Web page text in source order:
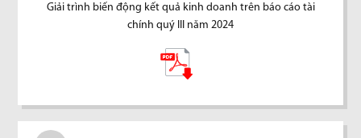
Giải trình biến động kết quả kinh doanh trên báo cáo tài
chính quý III năm 2024